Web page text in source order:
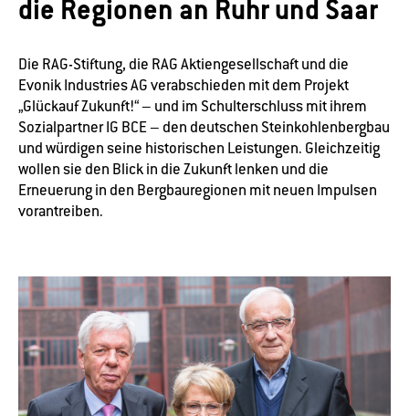
die Regionen an Ruhr und Saar
Die RAG-Stiftung, die RAG Aktiengesellschaft und die
Evonik Industries AG verabschieden mit dem Projekt
„Glückauf Zukunft!“ – und im Schulterschluss mit ihrem
Sozialpartner IG BCE – den deutschen Steinkohlenbergbau
und würdigen seine historischen Leistungen. Gleichzeitig
wollen sie den Blick in die Zukunft lenken und die
Erneuerung in den Bergbauregionen mit neuen Impulsen
vorantreiben.